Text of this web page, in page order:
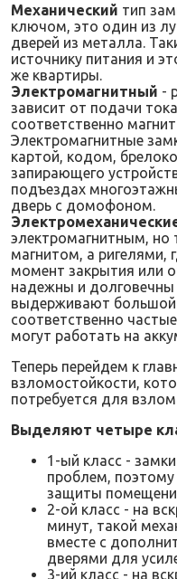
Механический тип
ключом, это один из
дверей из металла.
источнику питания и
же квартиры.
Электромагнитный -
зависит от подачи
соответственно
Электромагнитные
картой, кодом,
запирающего
подъездах
дверь с домофоном.
электромагнитным, но
магнитом, а ригелями,
момент закрытия или
надежны и долговечны
выдерживают
соответственно
могут работать на
Теперь перейдем к
взломостойкости,
потребуется для
Выделяют четыре
1-ый класс -
проблем, поэтому
защиты
2-ой класс - на
минут, такой
вместе с
дверями для
3-ий класс - на